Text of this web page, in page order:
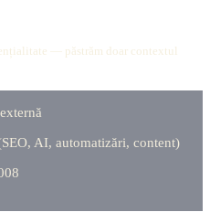
— păstrăm doar contextul
AI, automatizări, content)